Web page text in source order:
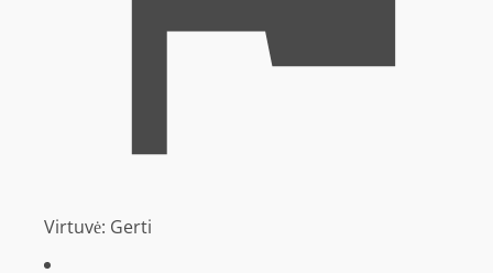
Virtuvė: Gerti